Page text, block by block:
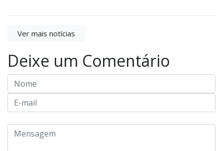
Ver mais notícias
Deixe um Comentário